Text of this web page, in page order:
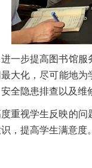
一步提高图书馆
大化，尽可能地
全隐患排查以及维
重视学生反映的
，提高学生满意度。